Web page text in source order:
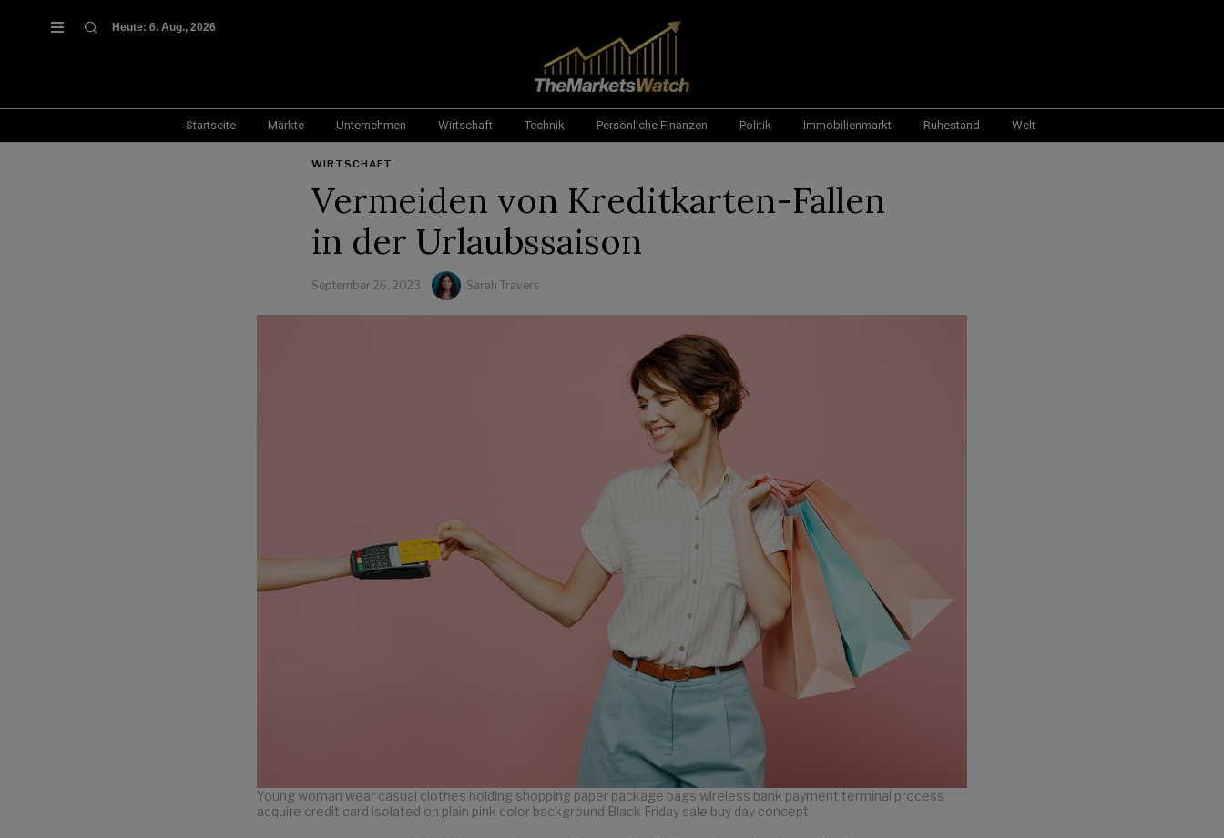
Heute: 6. Aug., 2026
Startseite Märkte Unternehmen Wirtschaft Technik Persönliche Finanzen Politik Immobilienmarkt Ruhestand Welt
WIRTSCHAFT
Vermeiden von Kreditkarten-Fallen
in der Urlaubssaison
September 26, 2023 Sarah Travers
Young woman wear casual clothes holding shopping paper package bags wireless bank payment terminal process
acquire credit card isolated on plain pink color background Black Friday sale buy day concept